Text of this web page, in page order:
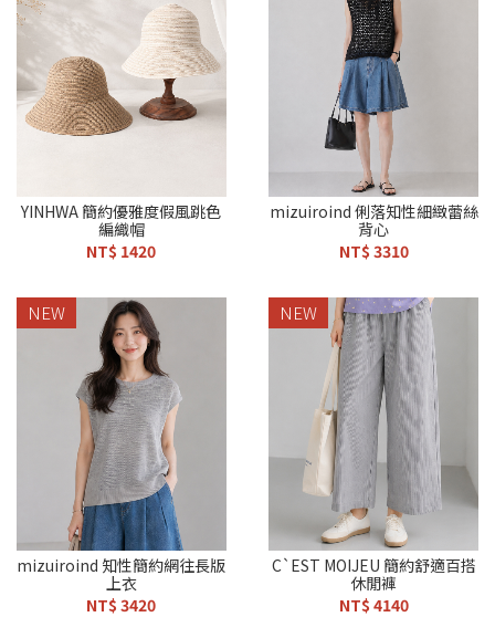
YINHWA 簡約優雅度假風跳色
編織帽
NT$ 1420
mizuiroind 俐落知性細緻蕾絲
背心
NT$ 3310
NEW
mizuiroind 知性簡約網往長版
上衣
NT$ 3420
NEW
C`EST MOIJEU 簡約舒適百搭
休閒褲
NT$ 4140